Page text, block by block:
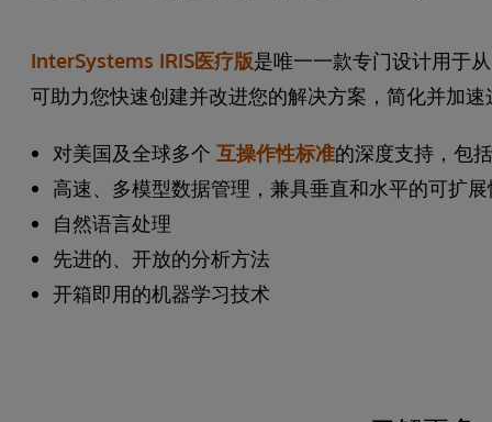
InterSystems IRIS医疗版是唯一一款专门设计用于
可助力您快速创建并改进您的解决方案，简化并加速
对美国及全球多个 互操作性标准的深度支持，包
高速、多模型数据管理，兼具垂直和水平的可扩展
自然语言处理
先进的、开放的分析方法
开箱即用的机器学习技术